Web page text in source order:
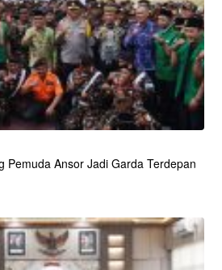
Pemuda Ansor Jadi Garda Terdepan